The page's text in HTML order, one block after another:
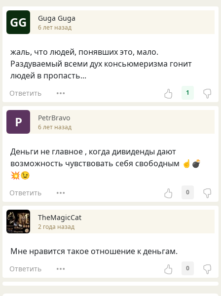
GG Guga Guga
6 лет назад
жаль, что людей, понявших это, мало.
Раздуваемый всеми дух консьюмеризма гонит
людей в пропасть...
Ответить 1
P PetrBravo
6 лет назад
Деньги не главное , когда дивиденды дают
возможность чувствовать себя свободным ☝️💣
💥😉
Ответить 0
TheMagicCat
2 года назад
Мне нравится такое отношение к деньгам.
Ответить 0